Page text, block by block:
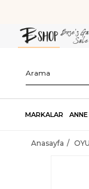
MARKALAR
Anasayfa